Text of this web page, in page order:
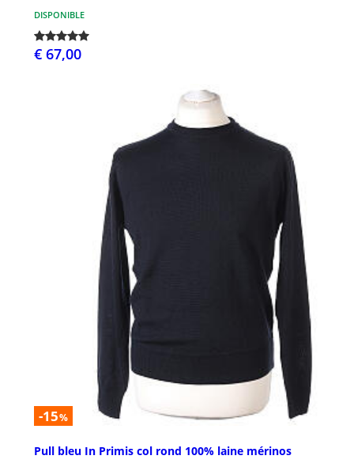
DISPONIBLE
€ 67,00
-15%
Pull bleu In Primis col rond 100% laine mérinos